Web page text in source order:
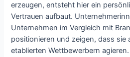
erzeugen, entsteht hier ein
Vertrauen aufbaut.
Unternehmen im Vergleich mit
positionieren und zeigen, dass sie
etablierten Wettbewerbern